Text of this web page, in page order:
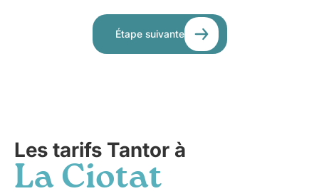
Étape suivante
Les tarifs Tantor à
La Ciotat